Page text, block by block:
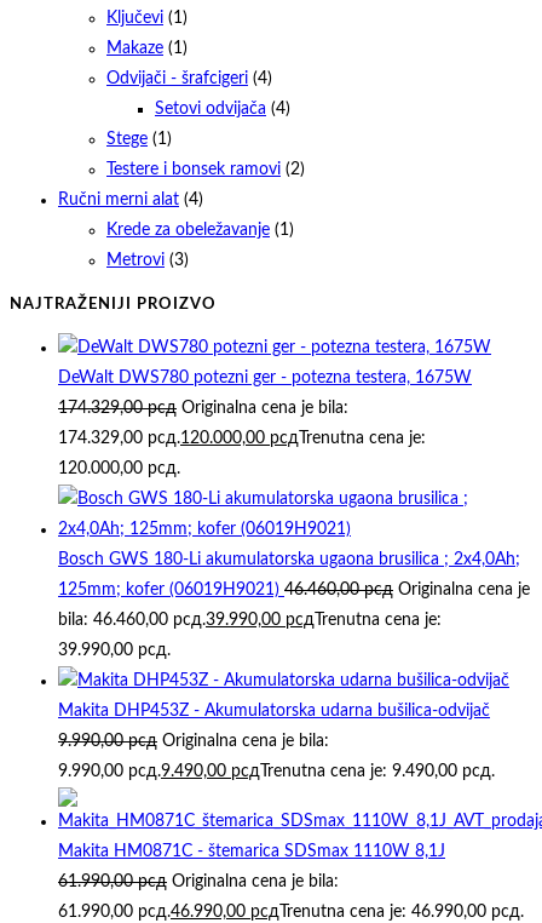
Ključevi (1)
Makaze (1)
Odvijači - šrafcigeri (4)
Setovi odvijača (4)
Stege (1)
Testere i bonsek ramovi (2)
Ručni merni alat (4)
Krede za obeležavanje (1)
Metrovi (3)
NAJTRAŽENIJI PROIZVO
DeWalt DWS780 potezni ger - potezna testera, 1675W
174.329,00рсд Originalna cena je bila:
174.329,00 рсд.120.000,00 рсд Trenutna cena je:
120.000,00 рсд.
Bosch GWS 180-Li akumulatorska ugaona brusilica ; 2x4,0Ah;
125mm; kofer (06019H9021) 46.460,00рсд Originalna cena je
bila: 46.460,00 рсд.39.990,00 рсд Trenutna cena je:
39.990,00 рсд.
Makita DHP453Z - Akumulatorska udarna bušilica-odvijač
9.990,00рсд Originalna cena je bila:
9.990,00 рсд.9.490,00 рсд Trenutna cena je: 9.490,00 рсд.
Makita HM0871C - štemarica SDSmax 1110W 8,1J
61.990,00рсд Originalna cena je bila:
61.990,00 рсд.46.990,00 рсд Trenutna cena je: 46.990,00 рсд.